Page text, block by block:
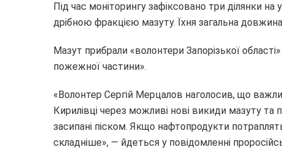
Під час моніторингу зафіксовано три ділянки
дрібною фракцією мазуту. Їхня загальна
Мазут прибрали «волонтери Запорізької
пожежної частини».
«Волонтер Сергій Мерцалов наголосив, що
Кирилівці через можливі нові викиди мазуту та
засипані піском. Якщо нафтопродукти
складніше», — йдеться у повідомленні